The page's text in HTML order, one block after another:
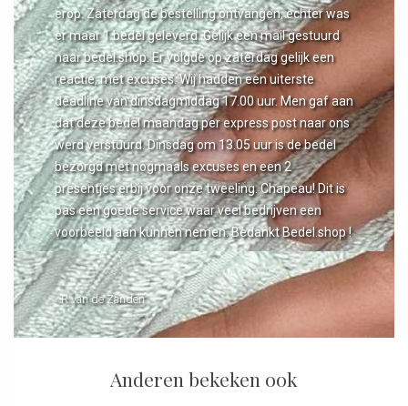
erop. Zaterdag de bestelling ontvangen, echter was
er maar 1 bedel geleverd. Gelijk een mail gestuurd
naar bedel.shop. Er volgde op zaterdag gelijk een
reactie, met excuses. Wij hadden een uiterste
deadline van dinsdagmiddag 17.00 uur. Men gaf aan
dat deze bedel maandag per express post naar ons
werd verstuurd. Dinsdag om 13.05 uur is de bedel
bezorgd met nogmaals excuses en een 2
presentjes erbij voor onze tweeling. Chapeau! Dit is
pas een goede service waar veel bedrijven een
voorbeeld aan kunnen nemen. Bedankt Bedel.shop !
- R van de Zanden
Anderen bekeken ook